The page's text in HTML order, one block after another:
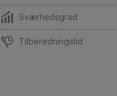
Sværhedsgrad
Tilberedningstid